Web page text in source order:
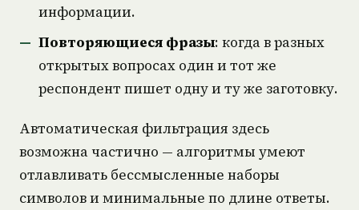
информации.
Повторяющиеся фразы: когда в разных
открытых вопросах один и тот же
респондент пишет одну и ту же заготовку.
Автоматическая фильтрация здесь
возможна частично — алгоритмы умеют
отлавливать бессмысленные наборы
символов и минимальные по длине ответы.